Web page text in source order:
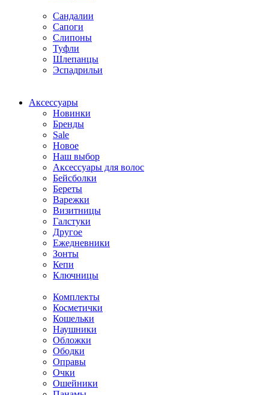
Сандалии
Сапоги
Слипоны
Туфли
Шлепанцы
Эспадрильи
Аксессуары
Новинки
Бренды
Sale
Новое
Наш выбор
Аксессуары для волос
Бейсболки
Береты
Варежки
Визитницы
Галстуки
Другое
Ежедневники
Зонты
Кепи
Ключницы
Комплекты
Косметички
Кошельки
Наушники
Обложки
Ободки
Оправы
Очки
Ошейники